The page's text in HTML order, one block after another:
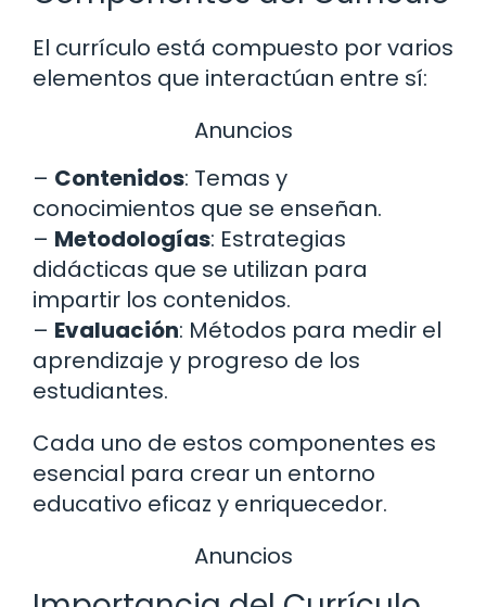
El currículo está compuesto por varios
elementos que interactúan entre sí:
Anuncios
– Contenidos: Temas y
conocimientos que se enseñan.
– Metodologías: Estrategias
didácticas que se utilizan para
impartir los contenidos.
– Evaluación: Métodos para medir el
aprendizaje y progreso de los
estudiantes.
Cada uno de estos componentes es
esencial para crear un entorno
educativo eficaz y enriquecedor.
Anuncios